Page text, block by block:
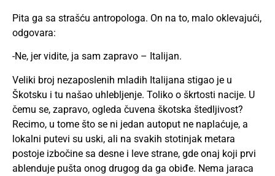
Pita ga sa strašću antropologa. On na to, malo oklevajući,
odgovara:
-Ne, jer vidite, ja sam zapravo – Italijan.
Veliki broj nezaposlenih mladih Italijana stigao je u
Škotsku i tu našao uhlebljenje. Toliko o škrtosti nacije. U
čemu se, zapravo, ogleda čuvena škotska štedljivost?
Recimo, u tome što se ni jedan autoput ne naplaćuje, a
lokalni putevi su uski, ali na svakih stotinjak metara
postoje izbočine sa desne i leve strane, gde onaj koji prvi
ablenduje pušta onog drugog da ga obiđe. Nema jaraca